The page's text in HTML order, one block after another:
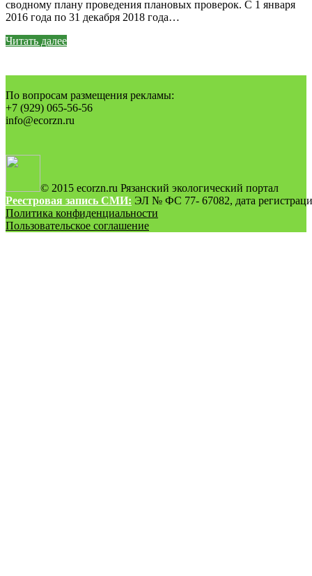
сводному плану проведения плановых проверок. С 1 января
2016 года по 31 декабря 2018 года…
Читать далее
По вопросам размещения рекламы:
+7 (929) 065-56-56
info@ecorzn.ru
© 2015 ecorzn.ru Рязанский экологический портал
Реестровая запись СМИ: ЭЛ № ФС 77- 67082, дата
Политика конфиденциальности
Пользовательское соглашение